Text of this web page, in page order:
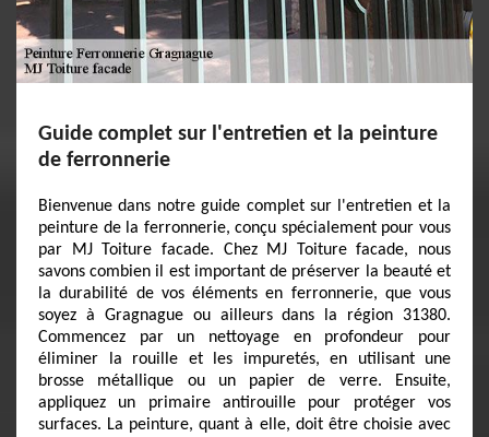
Guide complet sur l'entretien et la peinture
de ferronnerie
Bienvenue dans notre guide complet sur l'entretien et la
peinture de la ferronnerie, conçu spécialement pour vous
par MJ Toiture facade. Chez MJ Toiture facade, nous
savons combien il est important de préserver la beauté et
la durabilité de vos éléments en ferronnerie, que vous
soyez à Gragnague ou ailleurs dans la région 31380.
Commencez par un nettoyage en profondeur pour
éliminer la rouille et les impuretés, en utilisant une
brosse métallique ou un papier de verre. Ensuite,
appliquez un primaire antirouille pour protéger vos
surfaces. La peinture, quant à elle, doit être choisie avec